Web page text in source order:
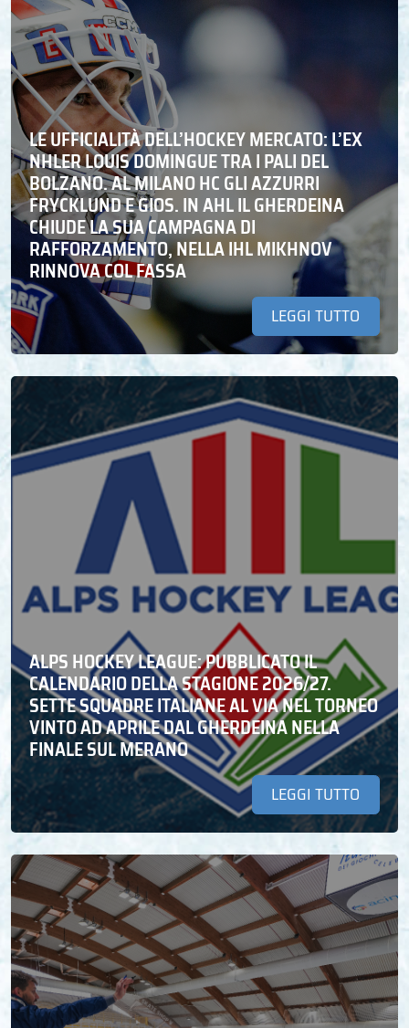
LE UFFICIALITÀ DELL’HOCKEY MERCATO: L’EX
NHLER LOUIS DOMINGUE TRA I PALI DEL
BOLZANO. AL MILANO HC GLI AZZURRI
FRYCKLUND E GIOS. IN AHL IL GHERDEINA
CHIUDE LA SUA CAMPAGNA DI
RAFFORZAMENTO, NELLA IHL MIKHNOV
RINNOVA COL FASSA
LEGGI TUTTO
ALPS HOCKEY LEAGUE: PUBBLICATO IL
CALENDARIO DELLA STAGIONE 2026/27.
SETTE SQUADRE ITALIANE AL VIA NEL TORNEO
VINTO AD APRILE DAL GHERDEINA NELLA
FINALE SUL MERANO
LEGGI TUTTO